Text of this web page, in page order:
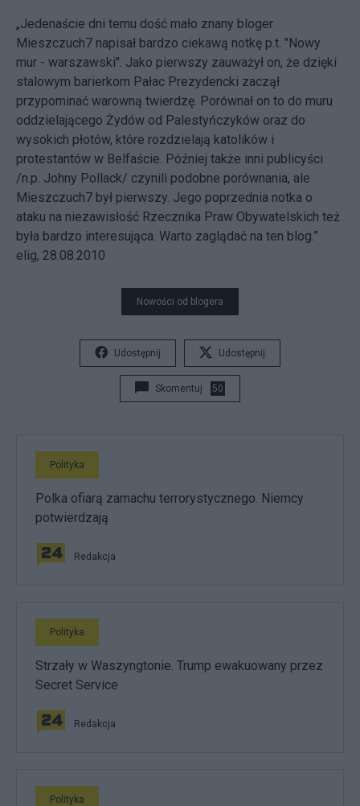
„Jedenaście dni temu dość mało znany bloger
Mieszczuch7 napisał bardzo ciekawą notkę p.t. "Nowy
mur - warszawski". Jako pierwszy zauważył on, że dzięki
stalowym barierkom Pałac Prezydencki zaczął
przypominać warowną twierdzę. Porównał on to do muru
oddzielającego Żydów od Palestyńczyków oraz do
wysokich płotów, które rozdzielają katolików i
protestantów w Belfaście. Później także inni publicyści
/n.p. Johny Pollack/ czynili podobne porównania, ale
Mieszczuch7 był pierwszy. Jego poprzednia notka o
ataku na niezawisłość Rzecznika Praw Obywatelskich też
była bardzo interesująca. Warto zaglądać na ten blog.”
elig, 28.08.2010
Nowości od blogera
Udostępnij Udostępnij
Skomentuj 50
Polityka
Polka ofiarą zamachu terrorystycznego. Niemcy
potwierdzają
Redakcja
Polityka
Strzały w Waszyngtonie. Trump ewakuowany przez
Secret Service
Redakcja
Polityka